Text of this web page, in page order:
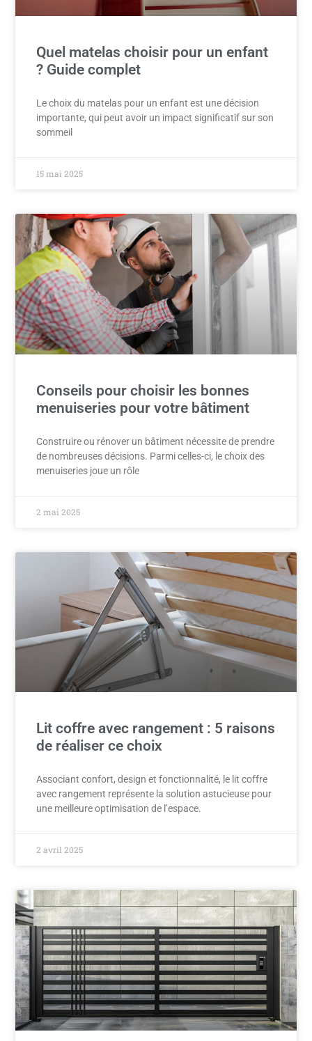
Quel matelas choisir pour un enfant
? Guide complet
Le choix du matelas pour un enfant est une décision
importante, qui peut avoir un impact significatif sur son
sommeil
15 mai 2025
Conseils pour choisir les bonnes
menuiseries pour votre bâtiment
Construire ou rénover un bâtiment nécessite de prendre
de nombreuses décisions. Parmi celles-ci, le choix des
menuiseries joue un rôle
2 mai 2025
Lit coffre avec rangement : 5 raisons
de réaliser ce choix
Associant confort, design et fonctionnalité, le lit coffre
avec rangement représente la solution astucieuse pour
une meilleure optimisation de l’espace.
2 avril 2025